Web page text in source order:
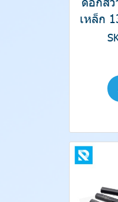
เหล็ก